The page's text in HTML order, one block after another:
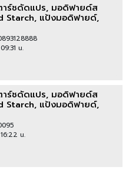
ร์ชดัดแปร, มอดิฟายด์ส
Starch, แป้งมอดิฟายด์,
น.
ร์ชดัดแปร, มอดิฟายด์ส
Starch, แป้งมอดิฟายด์,
น.